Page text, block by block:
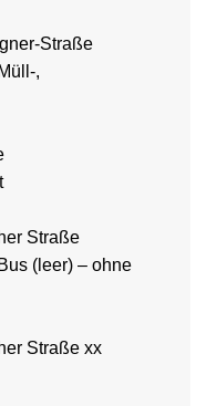
Straße
,
Straße
(leer) – ohne
Straße xx